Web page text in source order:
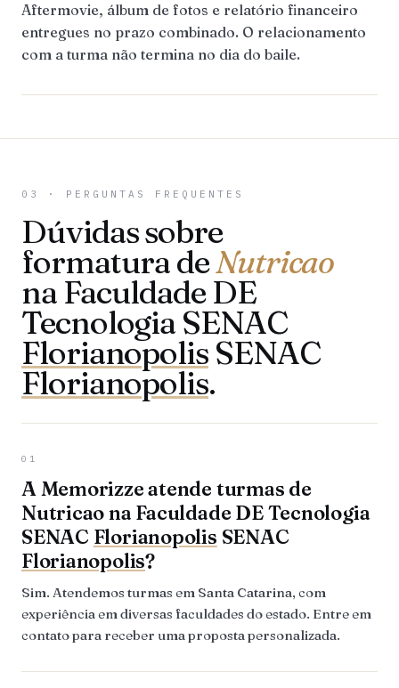
Aftermovie, álbum de fotos e relatório financeiro
entregues no prazo combinado. O relacionamento
com a turma não termina no dia do baile.
03 · PERGUNTAS FREQUENTES
Dúvidas sobre
formatura deNutricao
na Faculdade DE
Tecnologia SENAC
FlorianopolisSENAC
Florianopolis.
01
A Memorizze atende turmas de
Nutricao na Faculdade DE Tecnologia
SENAC Florianopolis SENAC
Florianopolis?
Sim. Atendemos turmas em Santa Catarina, com
experiência em diversas faculdades do estado. Entre em
contato para receber uma proposta personalizada.